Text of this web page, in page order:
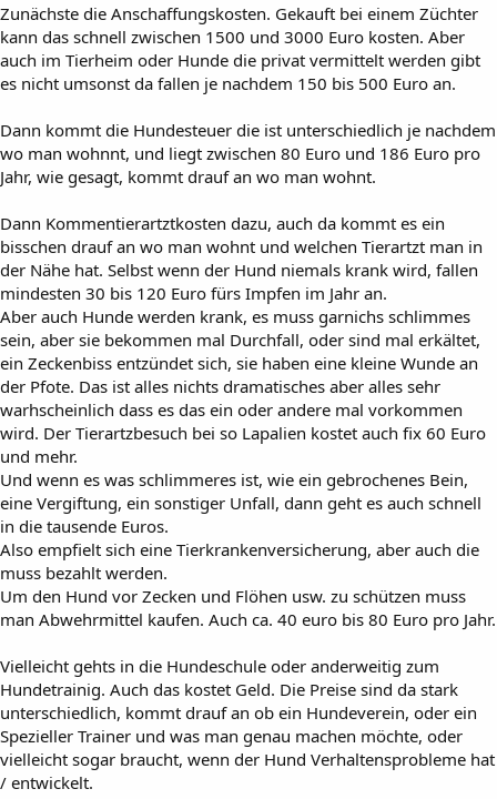
Zunächste die Anschaffungskosten. Gekauft bei einem Züchter
kann das schnell zwischen 1500 und 3000 Euro kosten. Aber
auch im Tierheim oder Hunde die privat vermittelt werden gibt
es nicht umsonst da fallen je nachdem 150 bis 500 Euro an.
Dann kommt die Hundesteuer die ist unterschiedlich je nachdem
wo man wohnnt, und liegt zwischen 80 Euro und 186 Euro pro
Jahr, wie gesagt, kommt drauf an wo man wohnt.
Dann Kommentierartztkosten dazu, auch da kommt es ein
bisschen drauf an wo man wohnt und welchen Tierartzt man in
der Nähe hat. Selbst wenn der Hund niemals krank wird, fallen
mindesten 30 bis 120 Euro fürs Impfen im Jahr an.
Aber auch Hunde werden krank, es muss garnichs schlimmes
sein, aber sie bekommen mal Durchfall, oder sind mal erkältet,
ein Zeckenbiss entzündet sich, sie haben eine kleine Wunde an
der Pfote. Das ist alles nichts dramatisches aber alles sehr
warhscheinlich dass es das ein oder andere mal vorkommen
wird. Der Tierartzbesuch bei so Lapalien kostet auch fix 60 Euro
und mehr.
Und wenn es was schlimmeres ist, wie ein gebrochenes Bein,
eine Vergiftung, ein sonstiger Unfall, dann geht es auch schnell
in die tausende Euros.
Also empfielt sich eine Tierkrankenversicherung, aber auch die
muss bezahlt werden.
Um den Hund vor Zecken und Flöhen usw. zu schützen muss
man Abwehrmittel kaufen. Auch ca. 40 euro bis 80 Euro pro Jahr.
Vielleicht gehts in die Hundeschule oder anderweitig zum
Hundetrainig. Auch das kostet Geld. Die Preise sind da stark
unterschiedlich, kommt drauf an ob ein Hundeverein, oder ein
Spezieller Trainer und was man genau machen möchte, oder
vielleicht sogar braucht, wenn der Hund Verhaltensprobleme hat
/ entwickelt.